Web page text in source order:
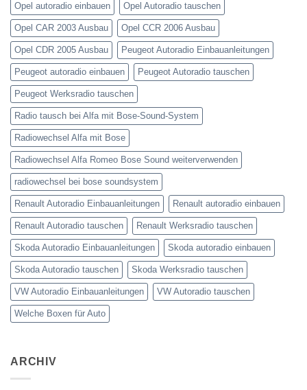
Opel autoradio einbauen Opel Autoradio tauschen
Opel CAR 2003 Ausbau Opel CCR 2006 Ausbau
Opel CDR 2005 Ausbau Peugeot Autoradio Einbauanleitungen
Peugeot autoradio einbauen Peugeot Autoradio tauschen
Peugeot Werksradio tauschen
Radio tausch bei Alfa mit Bose-Sound-System
Radiowechsel Alfa mit Bose
Radiowechsel Alfa Romeo Bose Sound weiterverwenden
radiowechsel bei bose soundsystem‎
Renault Autoradio Einbauanleitungen Renault autoradio einbauen
Renault Autoradio tauschen Renault Werksradio tauschen
Skoda Autoradio Einbauanleitungen Skoda autoradio einbauen
Skoda Autoradio tauschen Skoda Werksradio tauschen
VW Autoradio Einbauanleitungen VW Autoradio tauschen
Welche Boxen für Auto
ARCHIV